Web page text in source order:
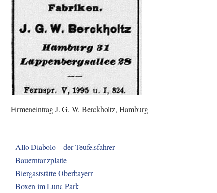
Firmeneintrag J. G. W. Berckholtz, Hamburg
Allo Diabolo – der Teufelsfahrer
Bauerntanzplatte
Biergaststätte Oberbayern
Boxen im Luna Park